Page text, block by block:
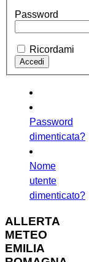
Password
Ricordami
Password
dimenticata?
Nome
utente
dimenticato?
ALLERTA
METEO
EMILIA